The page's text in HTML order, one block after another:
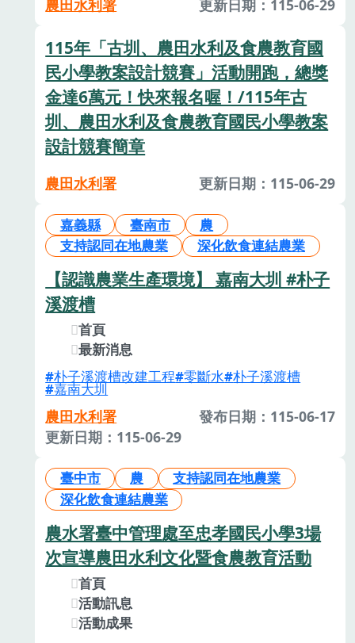
農田水利署 更新日期：115-06-29
115年「古圳、農田水利及食農教育國
民小學教案設計競賽」活動開跑，總獎
金達6萬元！快來報名喔！/115年古
圳、農田水利及食農教育國民小學教案
設計競賽簡章
農田水利署 更新日期：115-06-29
嘉義縣 臺南市
農
支持認同在地農業
深化飲食連結農業
【認識農業生產環境】 嘉南大圳 #朴子
溪渡槽
首頁
最新消息
朴子溪渡槽改建工程 零斷水 朴子溪渡槽
嘉南大圳
農田水利署
發布日期：115-06-17
更新日期：115-06-29
臺中市 農
支持認同在地農業
深化飲食連結農業
農水署臺中管理處至忠孝國民小學3場
次宣導農田水利文化暨食農教育活動
首頁
活動訊息
活動成果